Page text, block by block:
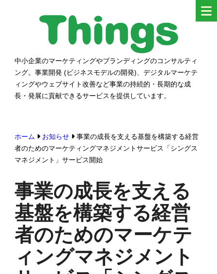
シングス
中小企業のマーケティングやブランディングのコンサルティ
ング。事業開発 (ビジネスモデルの開発)、デジタルマーケテ
ィングやウェブサイト改善など事業の持続的・長期的な成
長・発展に貢献できるサービスを提供しています。
ホーム お知らせ
事業の成長を支える基盤を構築する経営
者のためのマーケティングマネジメントサービス「シングス
マネジメント」サービス開始
事業の成長を支える
基盤を構築する経営
者のためのマーケテ
ィングマネジメント